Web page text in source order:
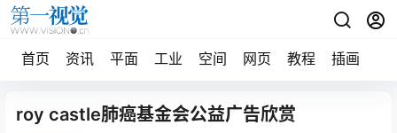
首页 资讯 平面 工业 空间 网页 教程 插画
roy castle肺癌基金会公益广告欣赏